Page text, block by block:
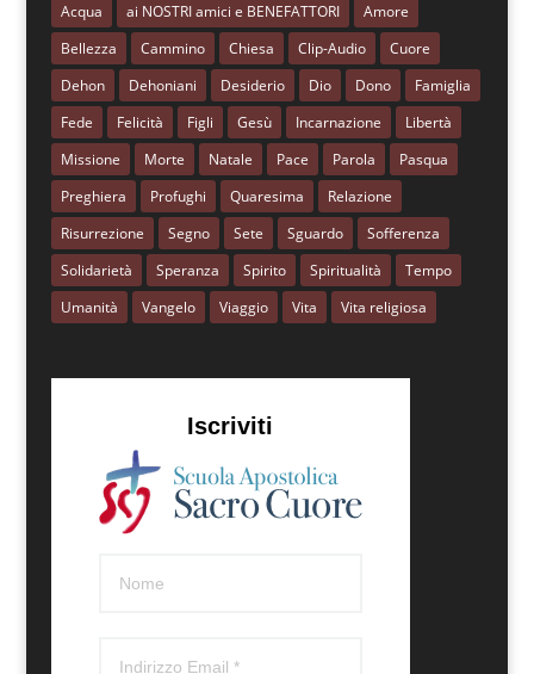
Acqua ai NOSTRI amici e BENEFATTORI
Amore
Bellezza
Cammino Chiesa Clip-Audio
Cuore
Dehon
Dehoniani Desiderio Dio Dono
Famiglia
Fede
Felicità Figli Gesù Incarnazione
Libertà
Missione
Morte Natale Pace Parola
Pasqua
Preghiera
Profughi Quaresima
Relazione
Risurrezione
Segno Sete Sguardo
Sofferenza
Solidarietà
Speranza Spirito Spiritualità
Tempo
Umanità
Vangelo Viaggio Vita Vita religiosa
Iscriviti